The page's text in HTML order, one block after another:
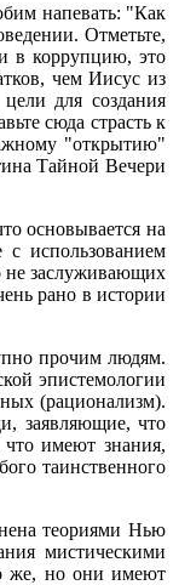
напевать: "Как
Отметьте,
в коррупцию, это
чем Иисус из
для создания
сюда страсть к
"открытию"
Тайной Вечери
основывается на
использованием
не заслуживающих
рано в истории
прочим людям.
эпистемологии
(рационализм).
заявляющие, что
имеют знания,
таинственного
теориями Нью
мистическими
же, но они имеют